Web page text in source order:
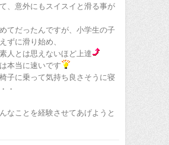
、意外にもスイスイと滑る事が
てだったんですが、小学生の子
ずに滑り始め、
人とは思えないほど上達
本当に速いです
子に乗って気持ち良さそうに寝
・
なことを経験させてあげようと